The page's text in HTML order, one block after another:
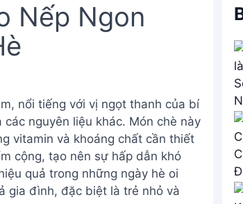
Nếp Ngon
nổi tiếng với vị ngọt thanh của bí
nguyên liệu khác. Món chè này
vitamin và khoáng chất cần thiết
cộng, tạo nên sự hấp dẫn khó
quả trong những ngày hè oi
gia đình, đặc biệt là trẻ nhỏ và